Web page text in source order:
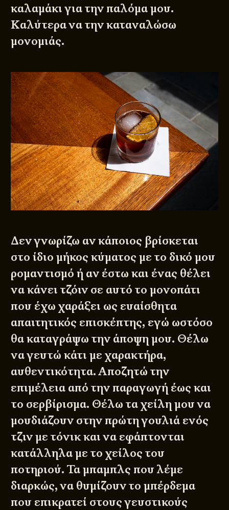
καλαμάκι για την παλόμαμου.
Καλύτερα να την καταναλώσω
μονομιάς.
Δεν γνωρίζω αν κάποιος βρίσκεται
στο ίδιο μήκος κύματος με το δικό μου
ρομαντισμό ή αν έστω και ένας θέλει
να κάνει τζόιν σε αυτό το μονοπάτι
που έχω χαράξει ως ευαίσθητα
απαιτητικός επισκέπτης, εγώ ωστόσο
θα καταγράψω την άποψη μου. Θέλω
να γευτώ κάτι με χαρακτήρα,
αυθεντικότητα. Αποζητώ την
επιμέλεια από την παραγωγή έως και
το σερβίρισμα. Θέλω τα χείλη μου να
μουδιάζουν στην πρώτη γουλιά ενός
τζιν με τόνικ και να εφάπτονται
κατάλληλα με το χείλος του
ποτηριού. Τα μπαμπλς που λέμε
διαρκώς, να θυμίζουν το μπέρδεμα
που επικρατεί στους γευστικούς